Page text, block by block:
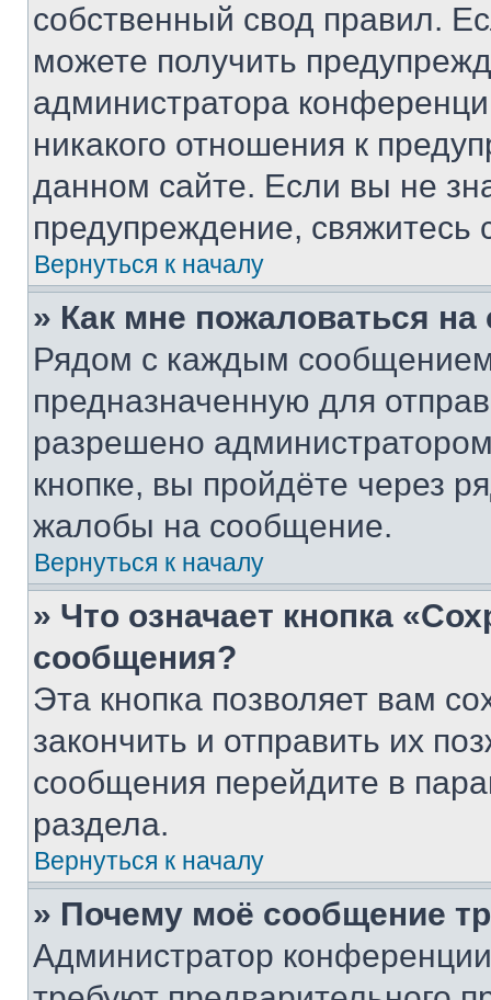
собственный свод правил.
можете получить
администратора
никакого отношения к
данном сайте. Если вы не
предупреждение,
Вернуться к началу
» Как мне пожаловаться
Рядом с каждым сообщением
предназначенную для
разрешено
кнопке, вы пройдёте через
жалобы на сообщение.
Вернуться к началу
» Что означает кнопка
сообщения?
Эта кнопка позволяет вам
закончить и отправить их
сообщения перейдите в
раздела.
Вернуться к началу
» Почему моё сообщение
Администратор